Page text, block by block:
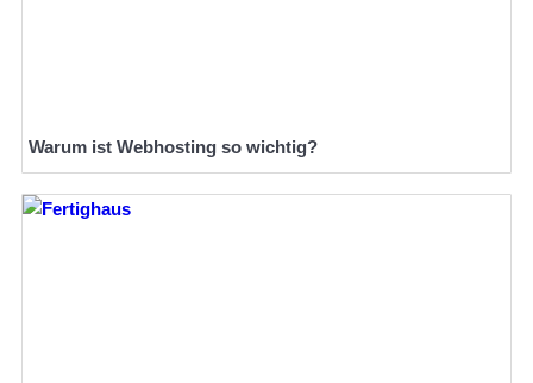
Warum ist Webhosting so wichtig?